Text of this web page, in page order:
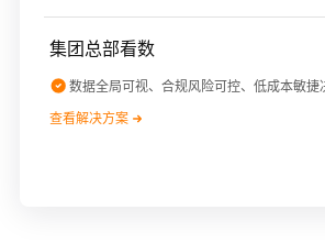
集团总部看数
数据全局可视、合规风险可控、低成本敏捷
查看解决方案